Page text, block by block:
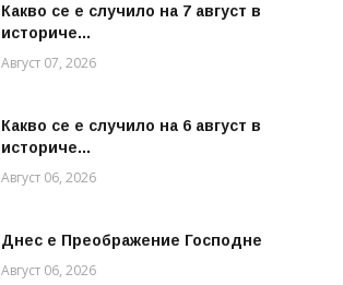
Какво се е случило на 7 август в
историче...
Август 07, 2026
Какво се е случило на 6 август в
историче...
Август 06, 2026
Днес е Преображение Господне
Август 06, 2026